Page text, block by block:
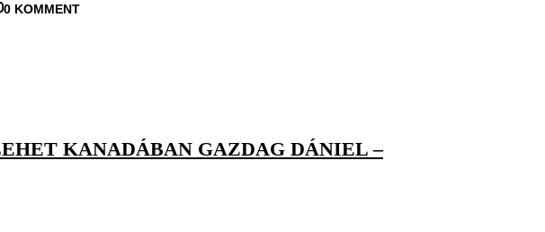
0 KOMMENT
KANADÁBAN GAZDAG DÁNIEL –